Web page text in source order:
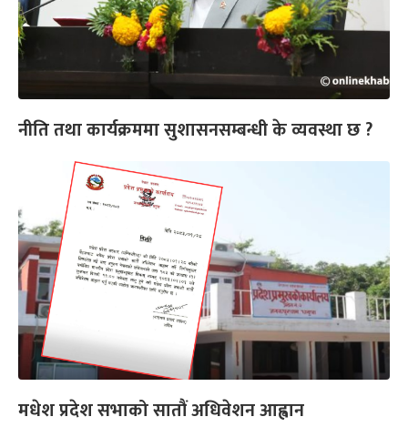
नीति तथा कार्यक्रममा सुशासनसम्बन्धी के व्यवस्था छ ?
मधेश प्रदेश सभाको सातौं अधिवेशन आह्वान